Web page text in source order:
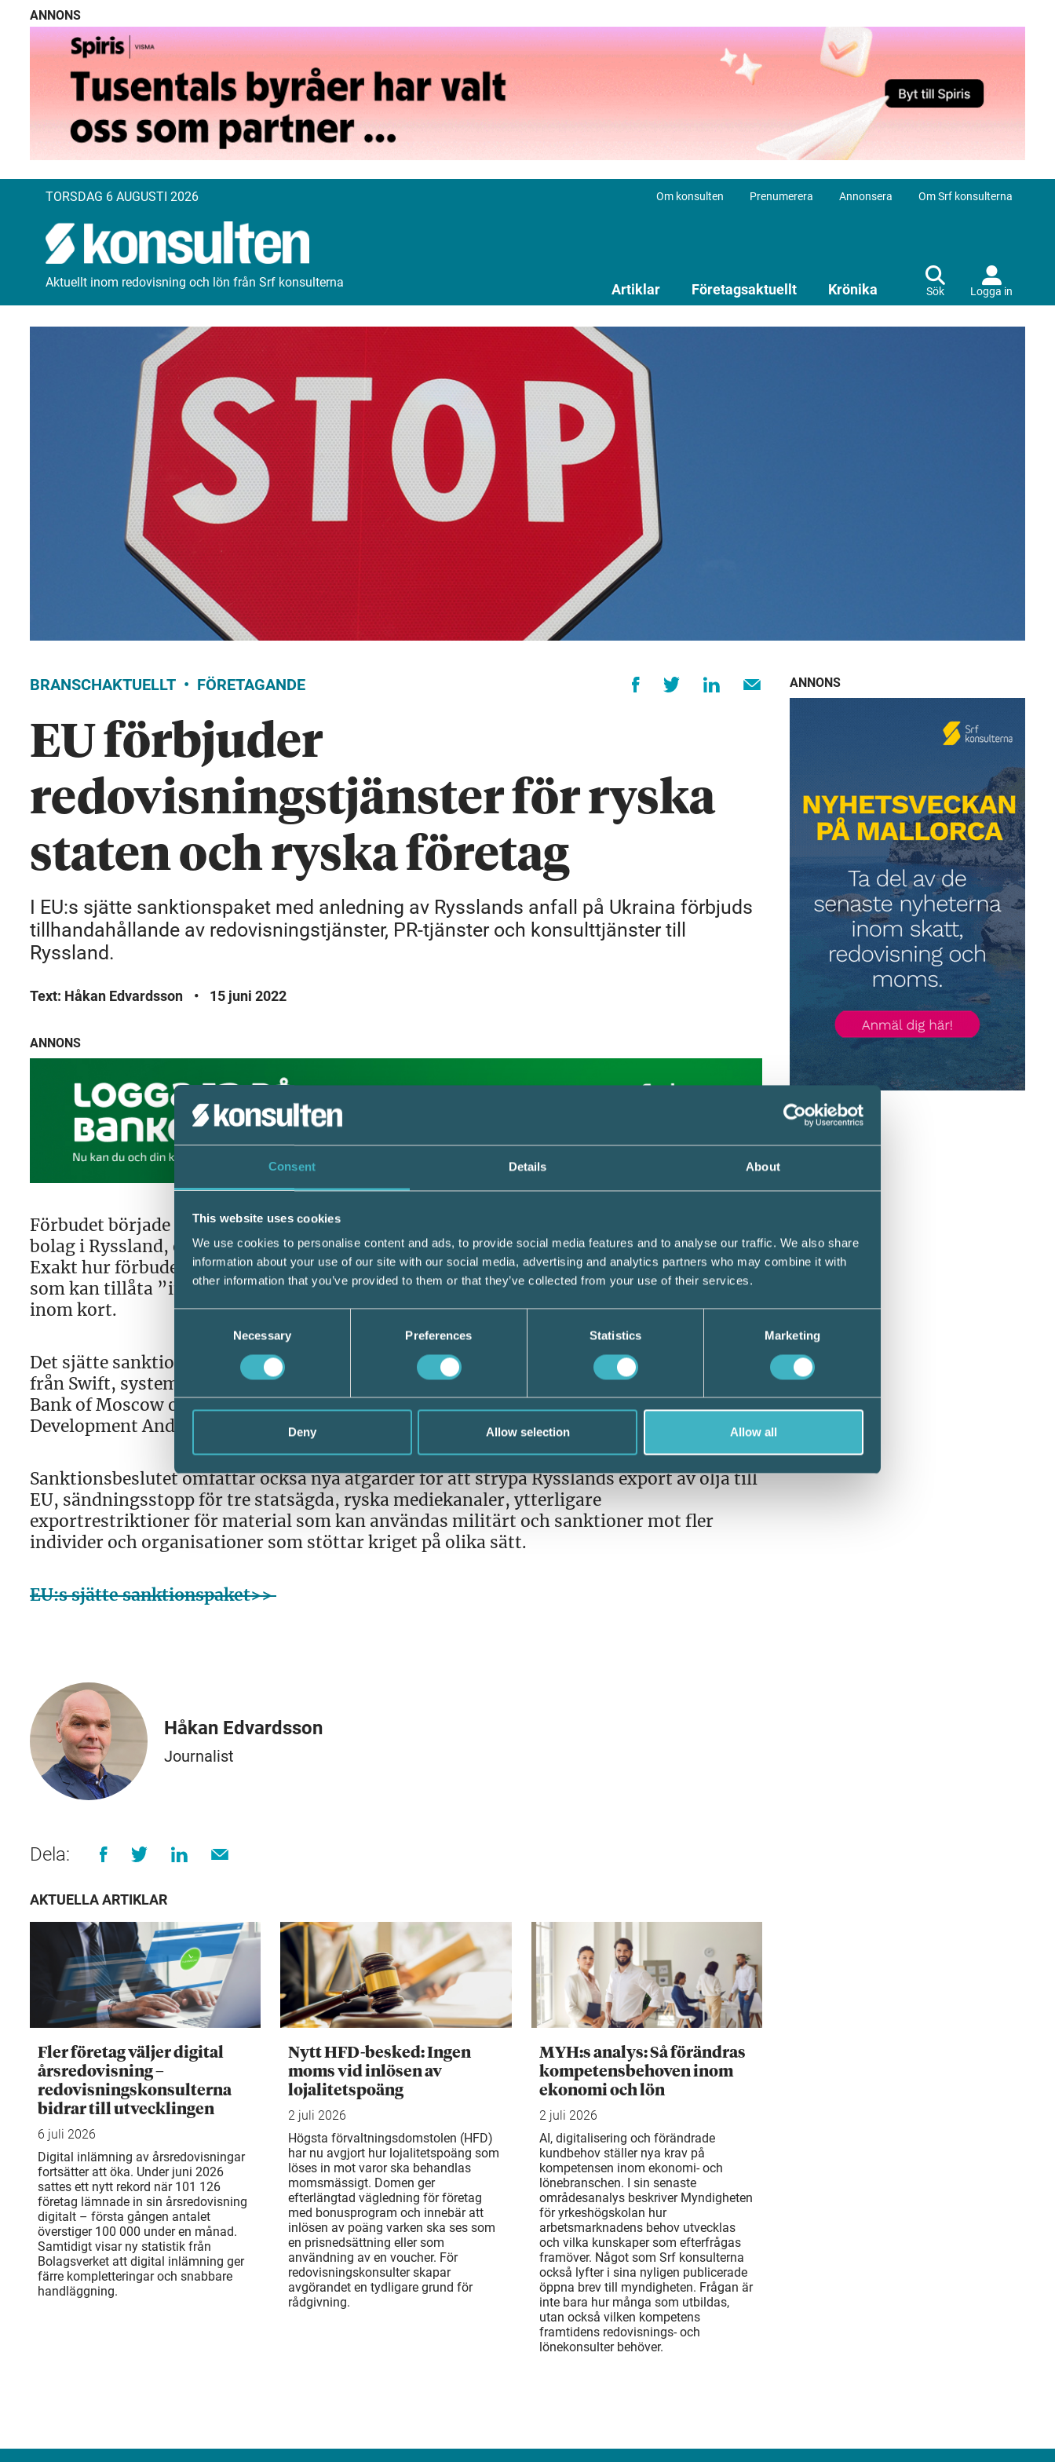
Consent Details About
This website uses cookies
We use cookies to personalise content and ads, to provide social media features and to analyse our traffic. We also share
information about your use of our site with our social media, advertising and analytics partners who may combine it with
other information that you’ve provided to them or that they’ve collected from your use of their services.
Necessary Preferences Statistics Marketing
Deny Allow selection Allow all
ANNONS
TORSDAG 6 AUGUSTI 2026 Om konsulten Prenumerera Annonsera Om Srf konsulterna
Aktuellt inom redovisning och lön från Srf konsulterna Artiklar Företagsaktuellt Krönika Sök Logga in
BRANSCHAKTUELLT FÖRETAGANDE
EU förbjuder
redovisningstjänster för ryska
staten och ryska företag
I EU:s sjätte sanktionspaket med anledning av Rysslands anfall på Ukraina förbjuds
tillhandahållande av redovisningstjänster, PR-tjänster och konsulttjänster till
Ryssland.
Text: Håkan Edvardsson • 15 juni 2022
ANNONS
Förbudet började gälla den 4 juni. Det innebär att även revision och skatterådgivning till
bolag i Ryssland, eller verksamheter med koppling till ryska staten är förbjuden av EU.
Exakt hur förbudet ska tolkas i varje led är inte helt klart eftersom det finns en skrivning
som kan tillåta ”indirekt” leverans av de aktuella tjänsterna. Ett klargörande väntas
inom kort.
Det sjätte sanktionspaketet innebär också att fler ryska och belarusiska banker stängs av
från Swift, systemet för finansiella meddelandetjänster. Det gäller ryska Sberbank, Credit
Bank of Moscow och Russian Agricultural Bank samt belarusiska Belarusian Bank For
Development And Reconstruction.
Sanktionsbeslutet omfattar också nya åtgärder för att strypa Rysslands export av olja till
EU, sändningsstopp för tre statsägda, ryska mediekanaler, ytterligare
exportrestriktioner för material som kan användas militärt och sanktioner mot fler
individer och organisationer som stöttar kriget på olika sätt.
EU:s sjätte sanktionspaket>>
Håkan Edvardsson
Journalist
Dela:
AKTUELLA ARTIKLAR
Fler företag väljer digital
årsredovisning –
redovisningskonsulterna
bidrar till utvecklingen
6 juli 2026
Digital inlämning av årsredovisningar
fortsätter att öka. Under juni 2026
sattes ett nytt rekord när 101 126
företag lämnade in sin årsredovisning
digitalt – första gången antalet
överstiger 100 000 under en månad.
Samtidigt visar ny statistik från
Bolagsverket att digital inlämning ger
färre kompletteringar och snabbare
handläggning.
Nytt HFD-besked: Ingen
moms vid inlösen av
lojalitetspoäng
2 juli 2026
Högsta förvaltningsdomstolen (HFD)
har nu avgjort hur lojalitetspoäng som
löses in mot varor ska behandlas
momsmässigt. Domen ger
efterlängtad vägledning för företag
med bonusprogram och innebär att
inlösen av poäng varken ska ses som
en prisnedsättning eller som
användning av en voucher. För
redovisningskonsulter skapar
avgörandet en tydligare grund för
rådgivning.
MYH:s analys: Så förändras
kompetensbehoven inom
ekonomi och lön
2 juli 2026
AI, digitalisering och förändrade
kundbehov ställer nya krav på
kompetensen inom ekonomi- och
lönebranschen. I sin senaste
områdesanalys beskriver Myndigheten
för yrkeshögskolan hur
arbetsmarknadens behov utvecklas
och vilka kunskaper som efterfrågas
framöver. Något som Srf konsulterna
också lyfter i sina nyligen publicerade
öppna brev till myndigheten. Frågan är
inte bara hur många som utbildas,
utan också vilken kompetens
framtidens redovisnings- och
lönekonsulter behöver.
ANNONS